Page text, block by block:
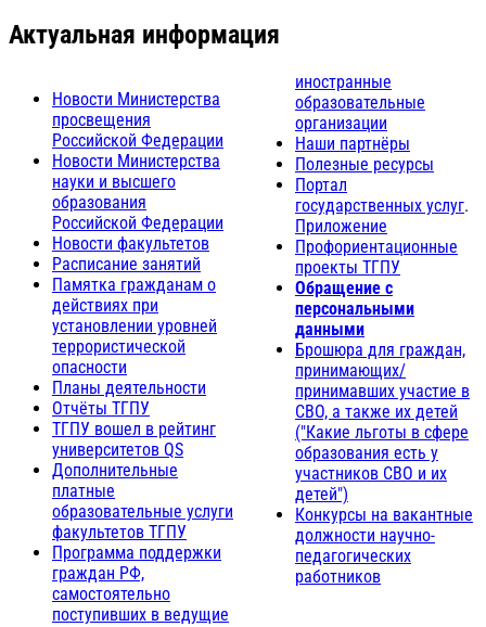
Актуальная информация
Новости Министерства
просвещения
Российской Федерации
Новости Министерства
науки и высшего
образования
Российской Федерации
Новости факультетов
Расписание занятий
Памятка гражданам о
действиях при
установлении уровней
террористической
опасности
Планы деятельности
Отчёты ТГПУ
ТГПУ вошел в рейтинг
университетов QS
Дополнительные
платные
образовательные услуги
факультетов ТГПУ
Программа поддержки
граждан РФ,
самостоятельно
поступивших в ведущие
иностранные
образовательные
организации
Наши партнёры
Полезные ресурсы
Портал
государственных услуг.
Приложение
Профориентационные
проекты ТГПУ
Обращение с
персональными
данными
Брошюра для граждан,
принимающих/
принимавших участие в
СВО, а также их детей
("Какие льготы в сфере
образования есть у
участников СВО и их
детей")
Конкурсы на вакантные
должности научно-
педагогических
работников